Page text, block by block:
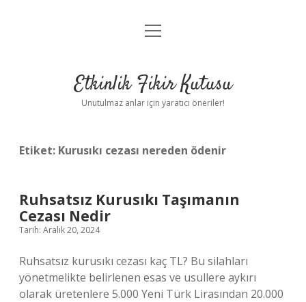
Anasayfa
Yasal Uyarı
menüyü
Etkinlik Fikir Kutusu
Unutulmaz anlar için yaratıcı öneriler!
Etiket: Kurusıkı cezası nereden ödenir
Ruhsatsız Kurusıkı Taşımanın
Cezası Nedir
Tarih: Aralık 20, 2024
Ruhsatsız kurusıkı cezası kaç TL? Bu silahları
yönetmelikte belirlenen esas ve usullere aykırı
olarak üretenlere 5.000 Yeni Türk Lirasından 20.000